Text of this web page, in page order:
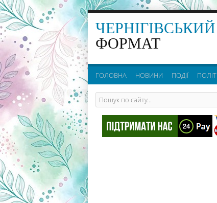
ЧЕРНІГІВСЬКИЙ
ФОРМАТ
ГОЛОВНА НОВИНИ ПОДІЇ